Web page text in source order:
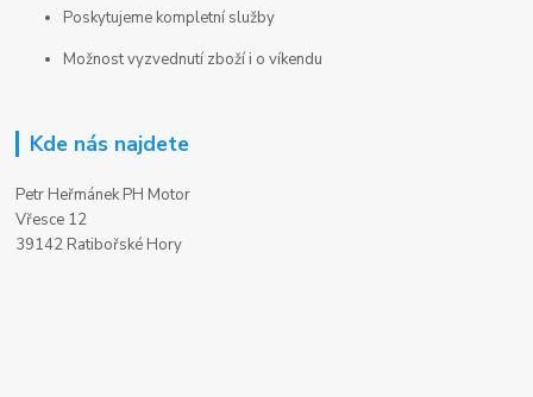
Poskytujeme kompletní služby
Možnost vyzvednutí zboží i o víkendu
Kde nás najdete
Petr Heřmánek PH Motor
Vřesce 12
39142 Ratibořské Hory